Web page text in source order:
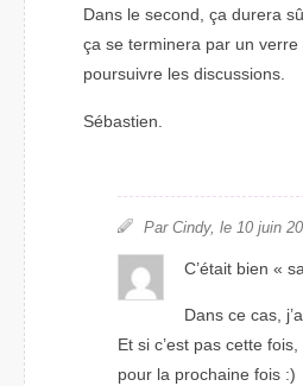
Dans le second, ça durera
ça se terminera par un
poursuivre les discussions.
Sébastien.
Par Cindy, le 10 juin
C’était bien «
Dans ce cas,
Et si c’est pas cette
pour la prochaine fois :)